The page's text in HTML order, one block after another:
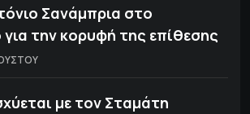
Σανάμπρια στο
την κορυφή της επίθεσης
με τον Σταμάτη